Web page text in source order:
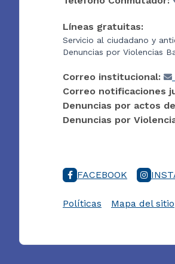
Líneas gratuitas:
Servicio al ciudadano y
Denuncias por Violencias
Correo institucional:
Correo notificaciones
Denuncias por actos
Denuncias por
FACEBOOK
Políticas Mapa del sitio